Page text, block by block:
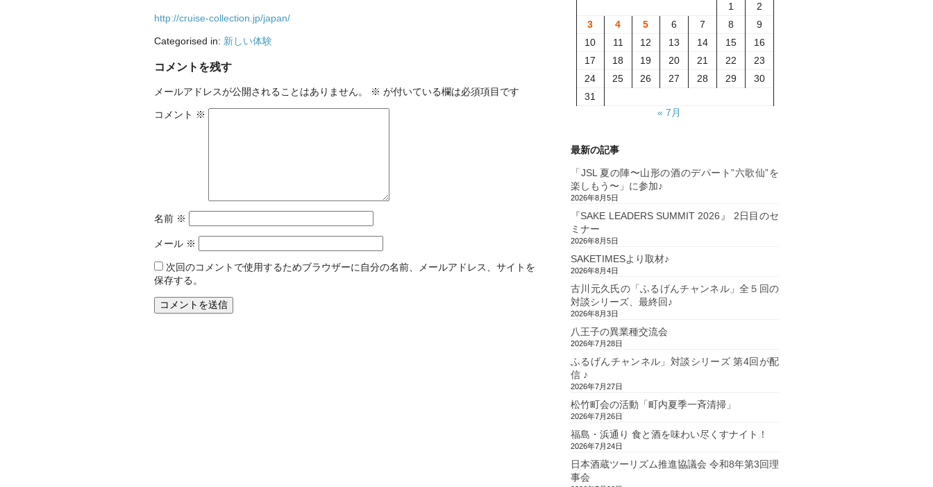
http://cruise-collection.jp/japan/
Categorised in: 新しい体験
コメントを残す
メールアドレスが公開されることはありません。 ※ が付いている欄は必須項目です
コメント ※
名前 ※
メール ※
次回のコメントで使用するためブラウザーに自分の名前、メールアドレス、サイトを
保存する。
1
2
3
4 5 6 7 8
9
10
11 12 13 14 15
16
17
18 19 20 21 22
23
24
25 26 27 28 29
30
31
« 7月
最新の記事
「JSL 夏の陣〜山形の酒のデパート”六歌仙”を
楽しもう〜」に参加♪
2026年8月5日
『SAKE LEADERS SUMMIT 2026』 2日目のセ
ミナー
2026年8月5日
SAKETIMESより取材♪
2026年8月4日
古川元久氏の「ふるげんチャンネル」全５回の
対談シリーズ、最終回♪
2026年8月3日
八王子の異業種交流会
2026年7月28日
ふるげんチャンネル」対談シリーズ 第4回が配
信 ♪
2026年7月27日
松竹町会の活動「町内夏季一斉清掃」
2026年7月26日
福島・浜通り 食と酒を味わい尽くすナイト！
2026年7月24日
日本酒蔵ツーリズム推進協議会 令和8年第3回理
事会